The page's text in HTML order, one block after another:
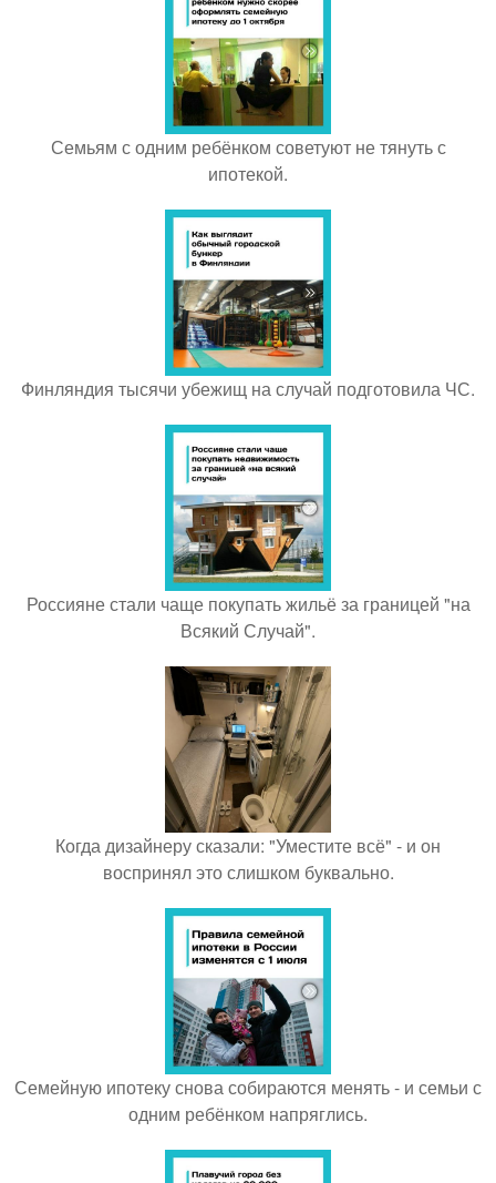
Семьям с одним ребёнком советуют не тянуть с
ипотекой.
Финляндия тысячи убежищ на случай подготовила ЧС.
Россияне стали чаще покупать жильё за границей "на
Всякий Случай".
Когда дизайнеру сказали: "Уместите всё" - и он
воспринял это слишком буквально.
Семейную ипотеку снова собираются менять - и семьи с
одним ребёнком напряглись.